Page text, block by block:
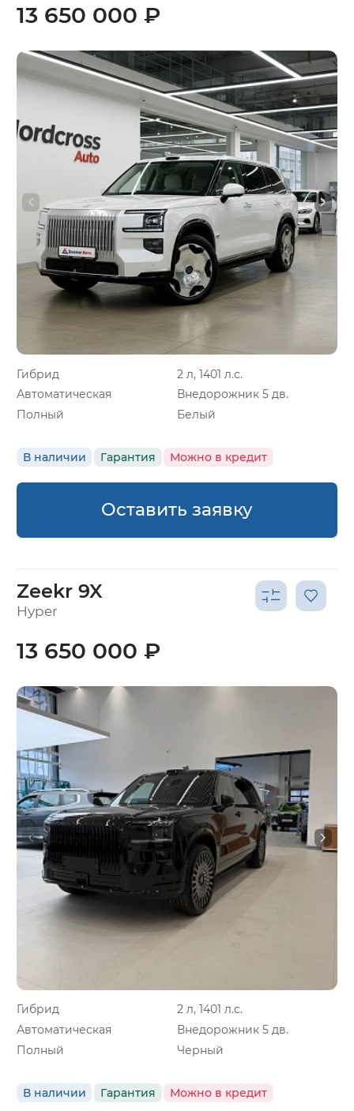
Гибрид
2 л, 1401 л.с.
Автоматическая
Внедорожник 5 дв.
Полный
Белый
В наличии Гарантия Можно в кредит
13 650 000 ₽
Оставить заявку
Zeekr 9X
Hyper
Гибрид
2 л, 1401 л.с.
Автоматическая
Внедорожник 5 дв.
Полный
Черный
В наличии Гарантия Можно в кредит
13 650 000 ₽